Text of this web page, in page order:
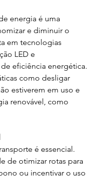
energia é uma
e diminuir o
em tecnologias
LED e
eficiência energética.
como desligar
estiverem em uso e
renovável, como
é essencial.
de otimizar rotas para
ou incentivar o uso